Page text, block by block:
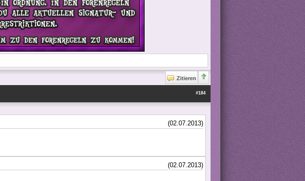
Zitieren
#184
(02.07.2013)
(02.07.2013)